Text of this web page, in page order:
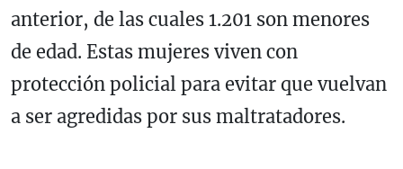
anterior, de las cuales 1.201 son menores
de edad. Estas mujeres viven con
protección policial para evitar que vuelvan
a ser agredidas por sus maltratadores.